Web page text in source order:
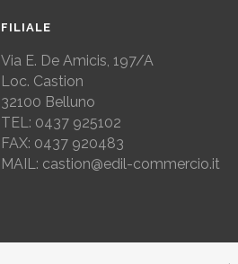
FILIALE
Via E. De Amicis, 197/A
Loc. Castion
32100 Belluno
TEL: 0437 925102
FAX: 0437 920483
MAIL: castion@edil-commercio.it